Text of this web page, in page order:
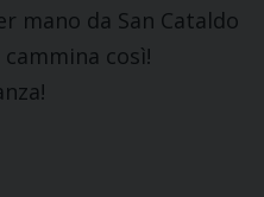
mano da San Cataldo
così!